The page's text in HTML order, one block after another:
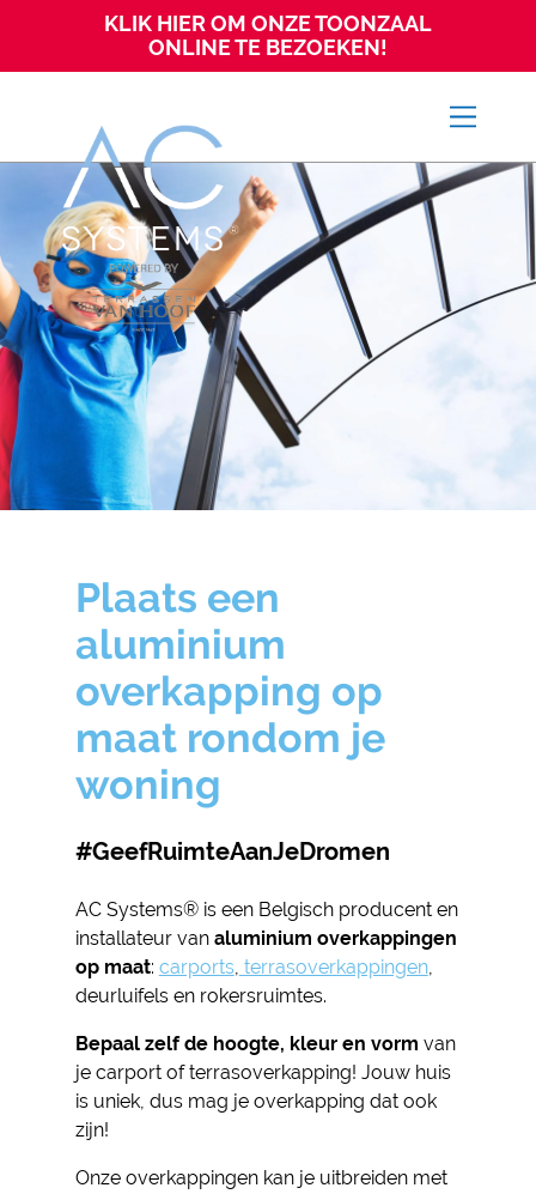
KLIK HIER OM ONZE TOONZAAL
ONLINE TE BEZOEKEN!
Plaats een
aluminium
overkapping op
maat rondom je
woning
#GeefRuimteAanJeDromen
AC Systems® is een Belgisch producent en
installateur van aluminium overkappingen
op maat: carports, terrasoverkappingen,
deurluifels en rokersruimtes.
Bepaal zelf de hoogte, kleur en vorm van
je carport of terrasoverkapping! Jouw huis
is uniek, dus mag je overkapping dat ook
zijn!
Onze overkappingen kan je uitbreiden met